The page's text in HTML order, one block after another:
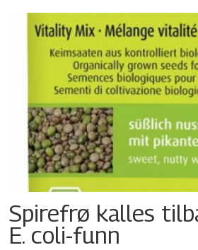
Spirefrø kalles
E. coli-funn